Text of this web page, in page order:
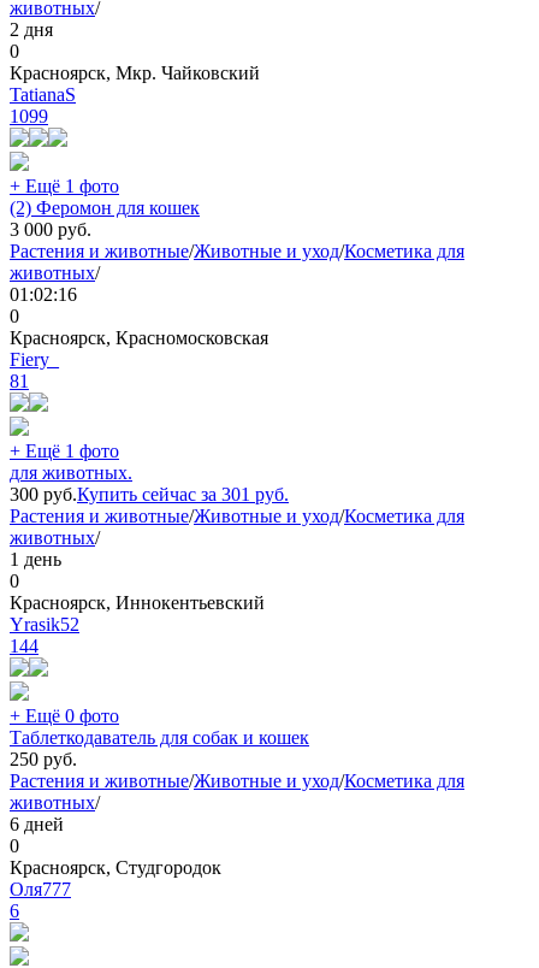
животных/
2 дня
0
Красноярск, Мкр. Чайковский
TatianaS
1099
+ Ещё 1 фото
(2) Феромон для кошек
3 000 руб.
Растения и животные/Животные и уход/Косметика для
животных/
01:02:16
0
Красноярск, Красномосковская
Fiery_
81
+ Ещё 1 фото
для животных.
300 руб.Купить сейчас за 301 руб.
Растения и животные/Животные и уход/Косметика для
животных/
1 день
0
Красноярск, Иннокентьевский
Yrasik52
144
+ Ещё 0 фото
Таблеткодаватель для собак и кошек
250 руб.
Растения и животные/Животные и уход/Косметика для
животных/
6 дней
0
Красноярск, Студгородок
Оля777
6